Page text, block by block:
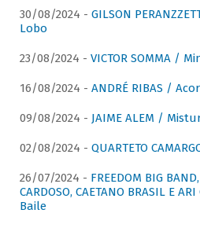
30/08/2024 - GILSON
Lobo
23/08/2024 - VICTOR SOMMA /
16/08/2024 - ANDRÉ RIBAS /
09/08/2024 - JAIME ALEM /
02/08/2024 - QUARTETO
26/07/2024 - FREEDOM BIG
CARDOSO, CAETANO BRASIL E
Baile